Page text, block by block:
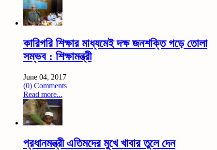
কারিগরি শিক্ষার মাধ্যমেই দক্ষ জনশক্তি গড়ে তোলা
সম্ভব : শিক্ষামন্ত্রী
June 04, 2017
(0) Comments
Read more...
প্রধানমন্ত্রী এতিমদের মুখে খাবার তুলে দেন